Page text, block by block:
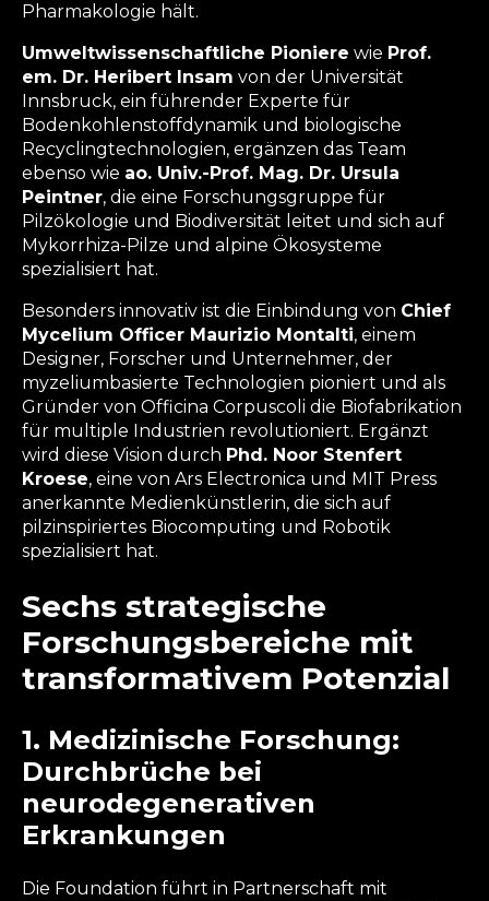
Pharmakologie hält.
Umweltwissenschaftliche Pioniere wie Prof.
em. Dr. Heribert Insam von der Universität
Innsbruck, ein führender Experte für
Bodenkohlenstoffdynamik und biologische
Recyclingtechnologien, ergänzen das Team
ebenso wie ao. Univ.-Prof. Mag. Dr. Ursula
Peintner, die eine Forschungsgruppe für
Pilzökologie und Biodiversität leitet und sich auf
Mykorrhiza-Pilze und alpine Ökosysteme
spezialisiert hat.
Besonders innovativ ist die Einbindung von Chief
Mycelium Officer Maurizio Montalti, einem
Designer, Forscher und Unternehmer, der
myzeliumbasierte Technologien pioniert und als
Gründer von Officina Corpuscoli die Biofabrikation
für multiple Industrien revolutioniert. Ergänzt
wird diese Vision durch Phd. Noor Stenfert
Kroese, eine von Ars Electronica und MIT Press
anerkannte Medienkünstlerin, die sich auf
pilzinspiriertes Biocomputing und Robotik
spezialisiert hat.
Sechs strategische
Forschungsbereiche mit
transformativem Potenzial
1. Medizinische Forschung:
Durchbrüche bei
neurodegenerativen
Erkrankungen
Die Foundation führt in Partnerschaft mit